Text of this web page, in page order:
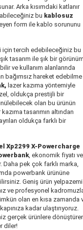
Arka kısımdaki katlanır
bu kablosuz
form ile kablo sorununu
için tercih edebileceğiniz bu
tasarım ile şık bir
ve kullanım alanlarında
bağımsız hareket edebilme
, lazer kazıma yöntemiyle
oldukça prestijli bir
olan bu ürünün
tasarımın altından
oldukça farklı bir
Xp2299 X-Powercharge
, ekonomik fiyatı ve
Daha pek çok farklı marka,
powerbank ürününe
Geniş ürün
ve profesyonel
olan en kısa zamanda
kadar ulaştırıyoruz.
gerçek ürünlere
diler!